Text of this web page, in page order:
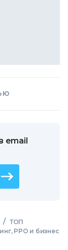
email
/ ТОП
РРО и бизнес